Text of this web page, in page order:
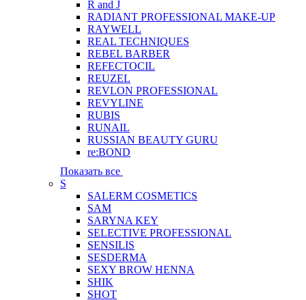
R and J
RADIANT PROFESSIONAL MAKE-UP
RAYWELL
REAL TECHNIQUES
REBEL BARBER
REFECTOCIL
REUZEL
REVLON PROFESSIONAL
REVYLINE
RUBIS
RUNAIL
RUSSIAN BEAUTY GURU
re:BOND
Показать все
S
SALERM COSMETICS
SAM
SARYNA KEY
SELECTIVE PROFESSIONAL
SENSILIS
SESDERMA
SEXY BROW HENNA
SHIK
SHOT